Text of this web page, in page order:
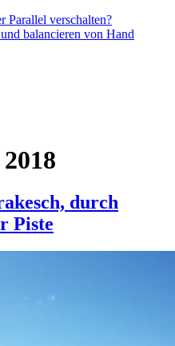
Parallel verschalten?
balancieren von Hand
durch
Piste